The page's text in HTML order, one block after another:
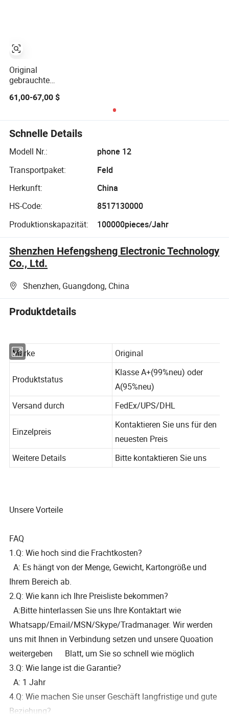
Original
gebrauchte
Mobiltelefone
Smartphone für
S7 S7 Edge S8
61,00-67,00 $
Schnelle Details
Modell Nr.:
phone 12
Transportpaket:
Feld
Herkunft:
China
HS-Code:
8517130000
Produktionskapazität:
100000pieces/Jahr
Shenzhen Hefengsheng Electronic Technology
Co., Ltd.
Shenzhen, Guangdong, China
Produktdetails
Marke Original
Klasse A+(99%neu) oder
A(95%neu)
Versand durch
FedEx/UPS/DHL
Kontaktieren Sie uns für den
neuesten Preis
Weitere Details
Bitte kontaktieren Sie uns
Unsere Vorteile
FAQ
1.Q: Wie hoch sind die Frachtkosten?
A: Es hängt von der Menge, Gewicht, Kartongröße und
Ihrem Bereich ab.
2.Q: Wie kann ich Ihre Preisliste bekommen?
A:Bitte hinterlassen Sie uns Ihre Kontaktart wie
Whatsapp/Email/MSN/Skype/Tradmanager. Wir werden
uns mit Ihnen in Verbindung setzen und unsere Quoation
weitergeben Blatt, um Sie so schnell wie möglich
3.Q: Wie lange ist die Garantie?
A: 1 Jahr
4.Q: Wie machen Sie unser Geschäft langfristige und gute
Beziehung?